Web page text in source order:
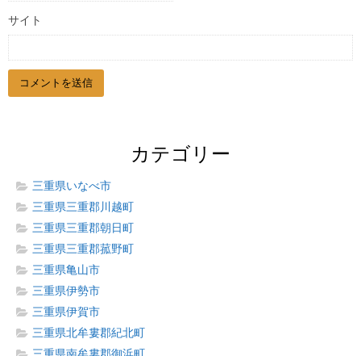
サイト
カテゴリー
三重県いなべ市
三重県三重郡川越町
三重県三重郡朝日町
三重県三重郡菰野町
三重県亀山市
三重県伊勢市
三重県伊賀市
三重県北牟婁郡紀北町